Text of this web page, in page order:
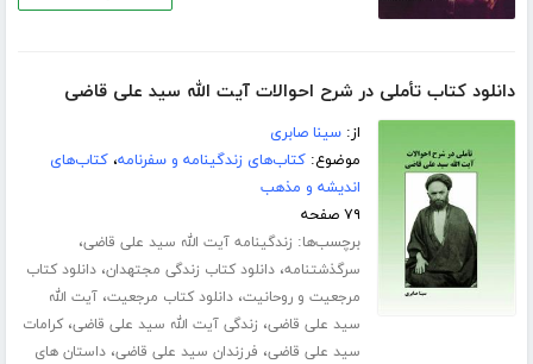
دانلود کتاب تأملی در شرح احوالات آیت الله سید علی قاضی
از:سینا صابری
موضوع:کتاب‌های زندگینامه و سفرنامه،کتاب‌های
اندیشه و مذهب
۷۹ صفحه
برچسب‌ها: زندگینامه آیت الله سید علی قاضی،
سرگذشتنامه،دانلود کتاب زندگی مجتهدان،دانلود کتاب
مرجعیت و روحانیت،دانلود کتاب مرجعیت،آیت الله
سید علی قاضی، زندگی آیت الله سید علی قاضی،کرامات
سید علی قاضی، فرزندان سید علی قاضی،داستان های